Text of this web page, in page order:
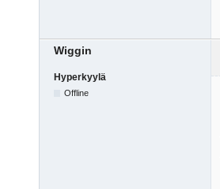
Wiggin
Hyperkyylä
Offline